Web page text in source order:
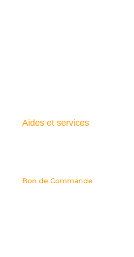
Aides et services
Bon de Commande